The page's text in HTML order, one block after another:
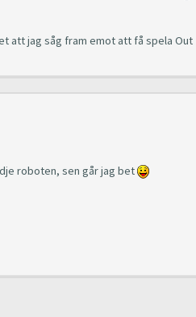
att jag såg fram emot att få spela Out
roboten, sen går jag bet